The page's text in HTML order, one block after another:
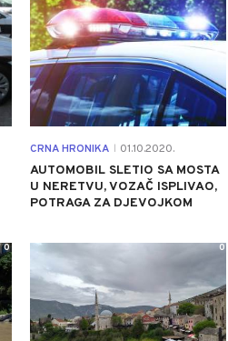
CRNA HRONIKA 01.10.2020.
AUTOMOBIL SLETIO SA MOSTA
U NERETVU, VOZAČ ISPLIVAO,
POTRAGA ZA DJEVOJKOM
0 0